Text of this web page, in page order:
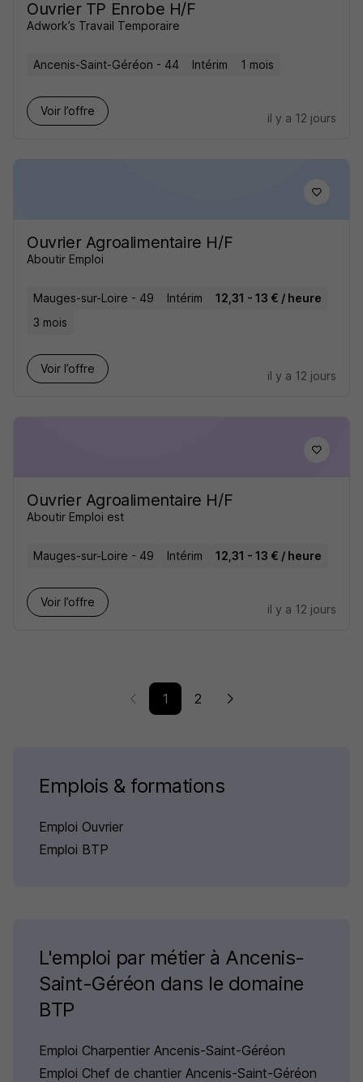
Ouvrier TP Enrobe H/F
Adwork’s Travail Temporaire
Ancenis-Saint-Géréon - 44 Intérim 1 mois
Voir l’offre
il y a 12 jours
Ouvrier Agroalimentaire H/F
Aboutir Emploi
Mauges-sur-Loire - 49 Intérim
12,31 - 13 € / heure
3 mois
Voir l’offre
il y a 12 jours
Ouvrier Agroalimentaire H/F
Aboutir Emploi est
Mauges-sur-Loire - 49 Intérim 12,31 - 13 € / heure
Voir l’offre
il y a 12 jours
1 2
Emplois & formations
Emploi Ouvrier
Emploi BTP
L'emploi par métier à Ancenis-
Saint-Géréon dans le domaine
BTP
Emploi Charpentier Ancenis-Saint-Géréon
Emploi Chef de chantier Ancenis-Saint-Géréon